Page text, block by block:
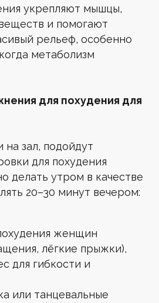
укрепляют мышцы,
и помогают
рельеф, особенно
метаболизм
для похудения для
зал, подойдут
для похудения
делать утром в качестве
20–30 минут вечером:
женщин
лёгкие прыжки),
для гибкости и
или танцевальные